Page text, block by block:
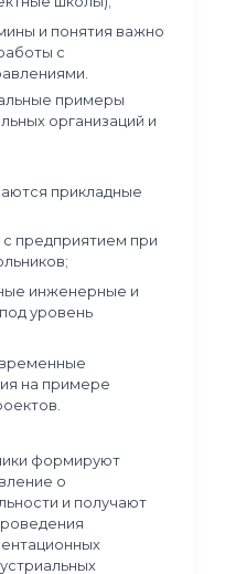
и
образования
пониманию того, как
инженерная
и запросы
понятные и
инженер и
сегодня;
индустрии и
для школьных
форматы